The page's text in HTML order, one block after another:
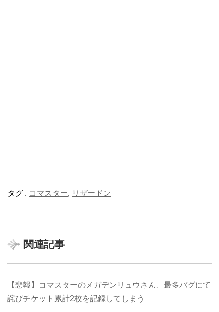
タグ : コマスター, リザードン
関連記事
【悲報】コマスターのメガデンリュウさん、最多バグにて
詫びチケット累計2枚を記録してしまう